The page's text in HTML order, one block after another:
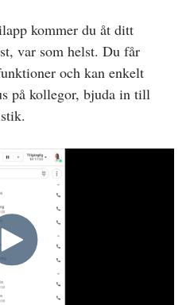
kommer du åt ditt
var som helst. Du får
och kan enkelt
på kollegor, bjuda in till